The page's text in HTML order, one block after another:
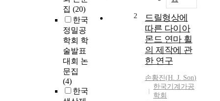
집 (20)
한국
정밀공
학회 학
술발표
대회 논
문집
(4)
한국
2
드릴형상에
따른 다이아
몬드 연마 휠
의 제작에 관
한 연구
손황진(H. J. Son)
한국기계가공
학회